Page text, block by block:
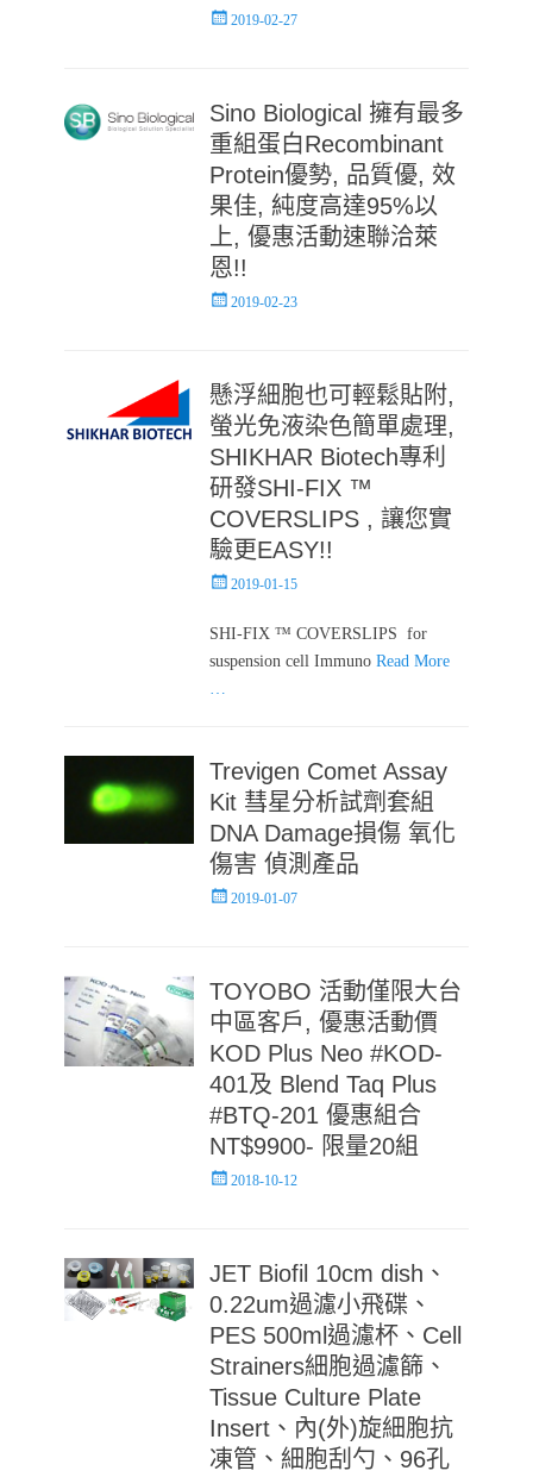
Posted2019-02-27
Sino Biological 擁有最多
重組蛋白Recombinant
Protein優勢, 品質優, 效
果佳, 純度高達95%以
上, 優惠活動速聯洽萊
恩!!
Posted2019-02-23
懸浮細胞也可輕鬆貼附,
螢光免液染色簡單處理,
SHIKHAR Biotech專利
研發SHI-FIX ™
COVERSLIPS , 讓您實
驗更EASY!!
Posted2019-01-15
SHI-FIX ™ COVERSLIPS for
suspension cell ImmunoRead More
Trevigen Comet Assay
Kit 彗星分析試劑套組
DNA Damage損傷 氧化
傷害 偵測產品
Posted2019-01-07
TOYOBO 活動僅限大台
中區客戶, 優惠活動價
KOD Plus Neo #KOD-
401及 Blend Taq Plus
#BTQ-201 優惠組合
NT$9900- 限量20組
Posted2018-10-12
JET Biofil 10cm dish、
0.22um過濾小飛碟、
PES 500ml過濾杯、Cell
Strainers細胞過濾篩、
Tissue Culture Plate
Insert、內(外)旋細胞抗
凍管、細胞刮勺、96孔